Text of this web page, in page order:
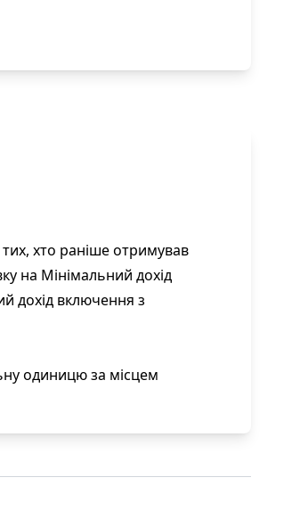
хто раніше отримував
на Мінімальний дохід
дохід включення з
одиницю за місцем